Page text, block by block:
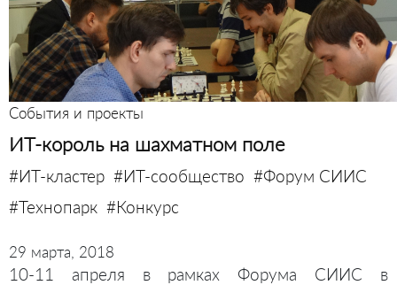
События и проекты
ИТ-король на шахматном поле
#ИТ-кластер #ИТ-сообщество #Форум СИИС
#Технопарк #Конкурс
29 марта, 2018
10-11 апреля в рамках Форума СИИС в